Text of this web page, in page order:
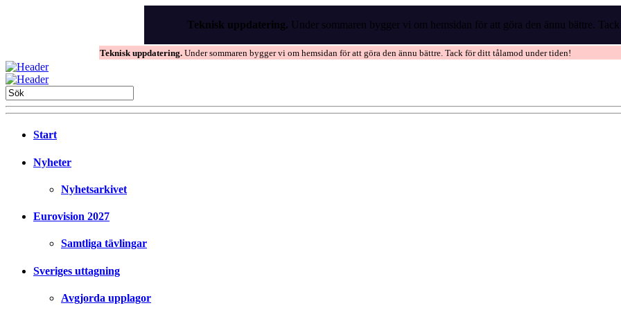
Teknisk uppdatering. Under sommaren bygger vi om hemsidan för att göra den ännu bättre.
Teknisk uppdatering. Under sommaren bygger vi om hemsidan för att göra den ännu bättre. Tack för ditt tålamod under tiden!
Start
Nyheter
Nyhetsarkivet
Eurovision 2027
Samtliga tävlingar
Sveriges uttagning
Avgjorda upplagor